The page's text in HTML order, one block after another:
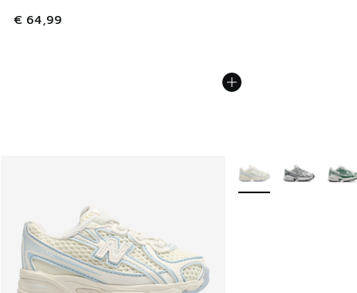
€ 64,99
Plus de couleurs